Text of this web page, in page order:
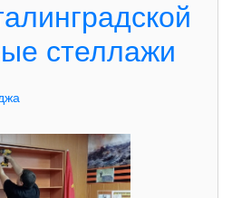
стеллажи